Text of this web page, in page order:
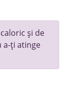
și de
a-ți atinge